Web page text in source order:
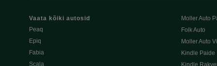
Vaata kõiki autosid
Peaq
Epiq
Fabia
Scala
Moller Auto
Folk Auto
Moller Auto
Kindle Paide
Kindle